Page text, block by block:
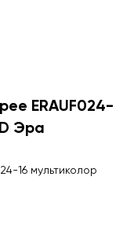
ERAUF024-
Эра
16 мультиколор